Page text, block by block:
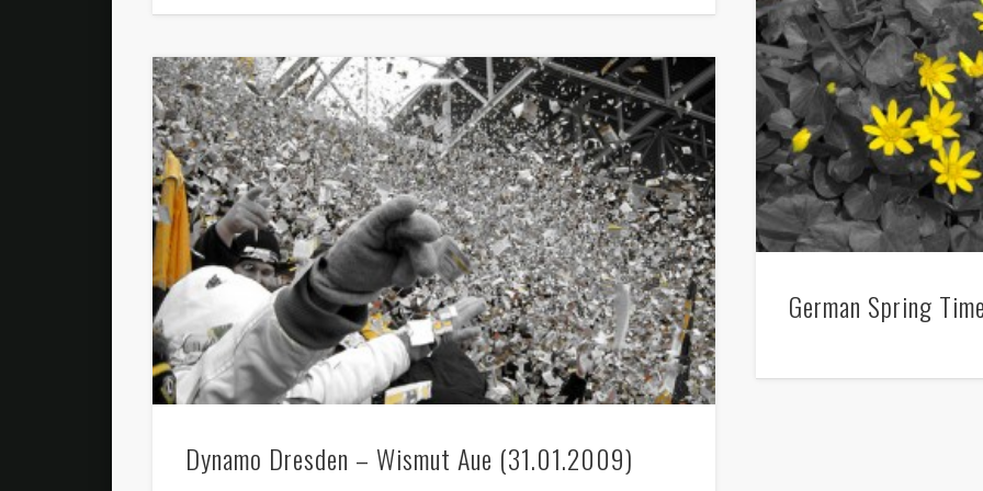
German Spring
Dynamo Dresden – Wismut Aue (31.01.2009)